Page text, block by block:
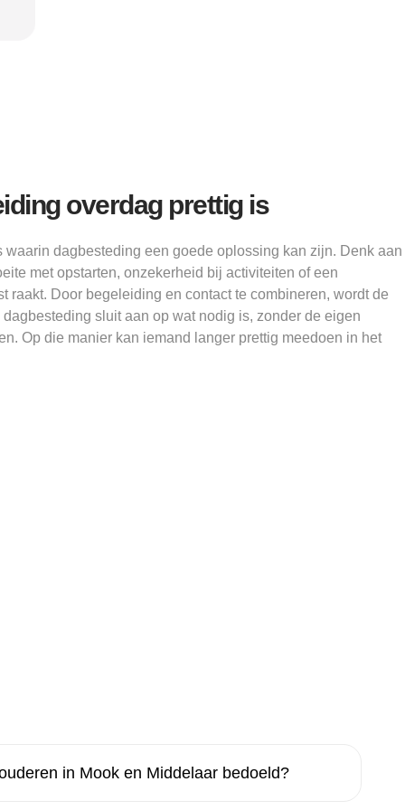
overdag prettig is
waarin dagbesteding een goede oplossing kan zijn. Denk aan
met opstarten, onzekerheid bij activiteiten of een
raakt. Door begeleiding en contact te combineren, wordt de
sluit aan op wat nodig is, zonder de eigen
Op die manier kan iemand langer prettig meedoen in het
in Mook en Middelaar bedoeld?